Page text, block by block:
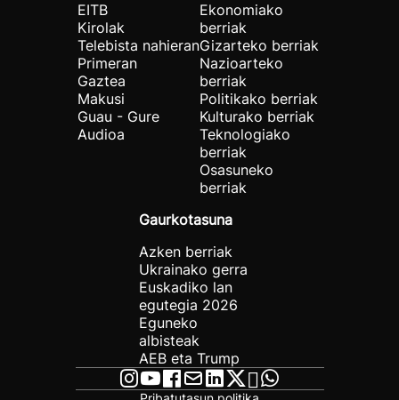
EITB
Kirolak
Telebista nahieran
Primeran
Gaztea
Makusi
Guau - Gure
Audioa
Ekonomiako
berriak
Gizarteko berriak
Nazioarteko
berriak
Politikako berriak
Kulturako berriak
Teknologiako
berriak
Osasuneko
berriak
Gaurkotasuna
Azken berriak
Ukrainako gerra
Euskadiko lan
egutegia 2026
Eguneko
albisteak
AEB eta Trump